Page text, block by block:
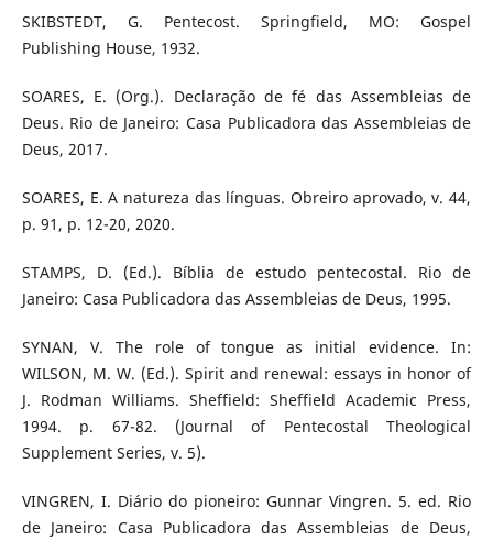
SKIBSTEDT, G. Pentecost. Springfield, MO: Gospel
Publishing House, 1932.
SOARES, E. (Org.). Declaração de fé das Assembleias de
Deus. Rio de Janeiro: Casa Publicadora das Assembleias de
Deus, 2017.
SOARES, E. A natureza das línguas. Obreiro aprovado, v. 44,
p. 91, p. 12-20, 2020.
STAMPS, D. (Ed.). Bíblia de estudo pentecostal. Rio de
Janeiro: Casa Publicadora das Assembleias de Deus, 1995.
SYNAN, V. The role of tongue as initial evidence. In:
WILSON, M. W. (Ed.). Spirit and renewal: essays in honor of
J. Rodman Williams. Sheffield: Sheffield Academic Press,
1994. p. 67-82. (Journal of Pentecostal Theological
Supplement Series, v. 5).
VINGREN, I. Diário do pioneiro: Gunnar Vingren. 5. ed. Rio
de Janeiro: Casa Publicadora das Assembleias de Deus,